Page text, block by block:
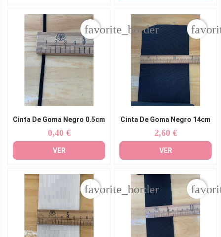
Cinta De Goma Negro 0.5cm
Precio
0,40 €
VER
favorite_border
Cinta De Goma Negro 14cm
Precio
2,60 €
VER
favorite_border